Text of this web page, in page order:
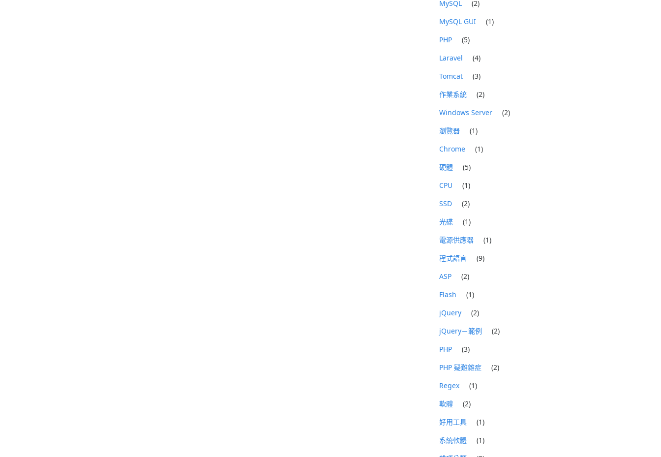
MySQL
(2)
MySQL GUI
(1)
PHP
(5)
Laravel
(4)
Tomcat
(3)
作業系統
(2)
Windows Server
(2)
瀏覽器
(1)
Chrome
(1)
硬體
(5)
CPU
(1)
SSD
(2)
光碟
(1)
電源供應器
(1)
程式語言
(9)
ASP
(2)
Flash
(1)
jQuery
(2)
jQuery－範例
(2)
PHP
(3)
PHP 疑難雜症
(2)
Regex
(1)
軟體
(2)
好用工具
(1)
系統軟體
(1)